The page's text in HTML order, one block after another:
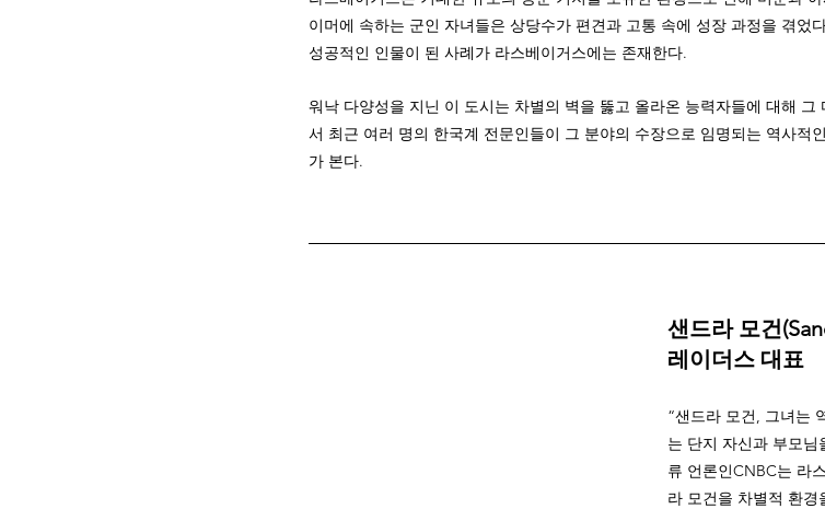
이머에 속하는 군인 자녀들은 상당수가 편견과 고통 속에 성장 과정을 겪었
성공적인 인물이 된 사례가 라스베이거스에는 존재한다.
워낙 다양성을 지닌 이 도시는 차별의 벽을 뚫고 올라온 능력자들에 대해
서 최근 여러 명의 한국계 전문인들이 그 분야의 수장으로 임명되는 역사적
가 본다.
샌드라 모건
레이더스 대표
“샌드라 모건, 그녀는
는 단지 자신과 부모
류 언론인CNBC는 라
라 모건을 차별적 환